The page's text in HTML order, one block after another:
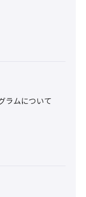
ラムについて